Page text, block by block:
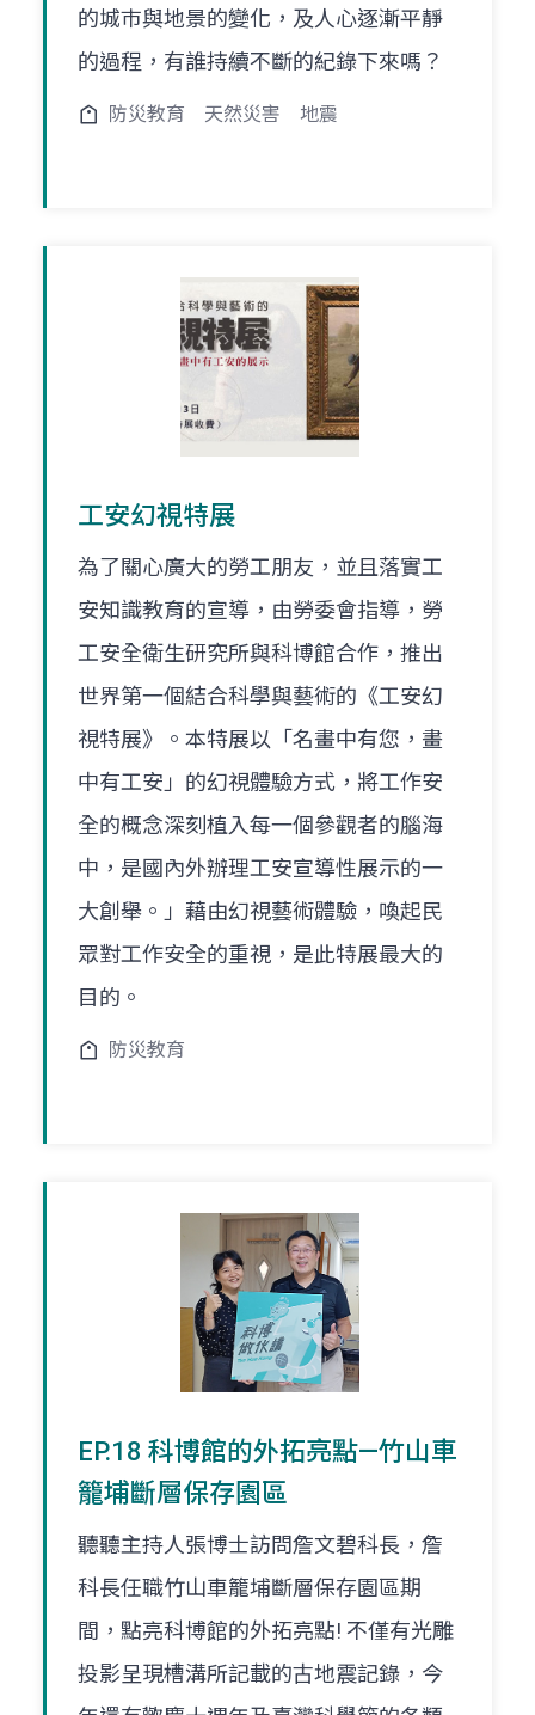
的城巿與地景的變化，及人心逐漸平靜
的過程，有誰持續不斷的紀錄下來嗎？
防災教育 天然災害 地震
工安幻視特展
為了關心廣大的勞工朋友，並且落實工
安知識教育的宣導，由勞委會指導，勞
工安全衛生研究所與科博館合作，推出
世界第一個結合科學與藝術的《工安幻
視特展》。本特展以「名畫中有您，畫
中有工安」的幻視體驗方式，將工作安
全的概念深刻植入每一個參觀者的腦海
中，是國內外辦理工安宣導性展示的一
大創舉。」藉由幻視藝術體驗，喚起民
眾對工作安全的重視，是此特展最大的
目的。
防災教育
EP.18 科博館的外拓亮點—竹山車
籠埔斷層保存園區
聽聽主持人張博士訪問詹文碧科長，詹
科長任職竹山車籠埔斷層保存園區期
間，點亮科博館的外拓亮點! 不僅有光雕
投影呈現槽溝所記載的古地震記錄，今